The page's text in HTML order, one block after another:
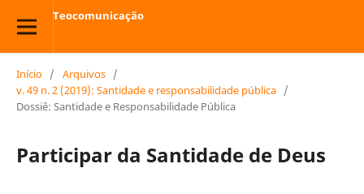
Teocomunicação
Início / Arquivos /
v. 49 n. 2 (2019): Santidade e responsabilidade pública /
Dossiê: Santidade e Responsabilidade Pública
Participar da Santidade de Deus